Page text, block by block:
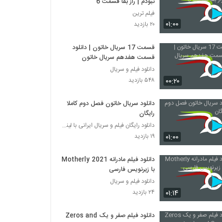
۰۱:۰۰
فیلم ترین
۲۰ بازدید
۰۰:۲۰
قسمت 17 سریال خاتون | دانلود
قسمت هفدهم سریال خاتون
دانلود فیلم و سریال
۵۴۸ بازدید
۰۱:۰۰
دانلود سریال خاتون فصل دوم کاملا
رایگان
دانلود رایگان فیلم و سریال ایرانی با لینک مستقیم
۱۹ بازدید
۰۱:۱۴
دانلود فیلم مادرانه Motherly 2021
با زیرنویس فارسی
دانلود فیلم و سریال
۲۴ بازدید
دانلود فیلم صفر و یک Zeros and